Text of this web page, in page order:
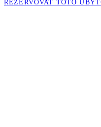
REZERVOVAT TOTO